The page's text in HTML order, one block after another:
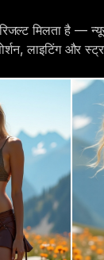
मिलता है —
लाइटिंग और